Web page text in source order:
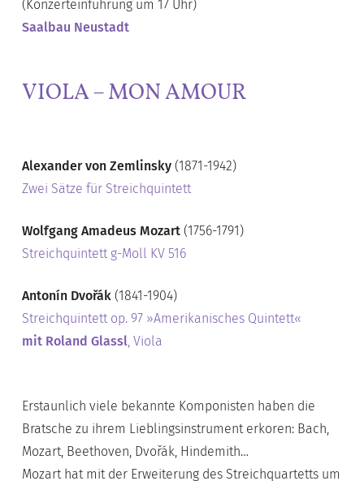
(Konzerteinführung um 17 Uhr)
Saalbau Neustadt
VIOLA – MON AMOUR
Alexander von Zemlinsky(1871-1942)
Zwei Sätze für Streichquintett
Wolfgang Amadeus Mozart(1756-1791)
Streichquintett g-Moll KV 516
Antonín Dvořák(1841-1904)
Streichquintett op. 97 »Amerikanisches Quintett«
mit Roland Glassl, Viola
Erstaunlich viele bekannte Komponisten haben die
Bratsche zu ihrem Lieblingsinstrument erkoren: Bach,
Mozart, Beethoven, Dvořák, Hindemith…
Mozart hat mit der Erweiterung des Streichquartetts um